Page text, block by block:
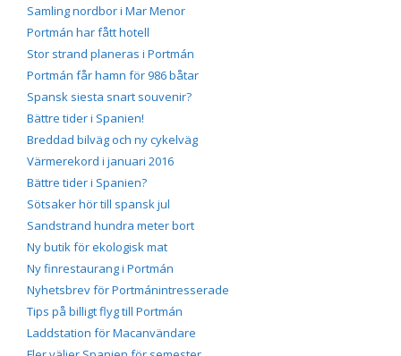
Samling nordbor i Mar Menor
Portmán har fått hotell
Stor strand planeras i Portmán
Portmán får hamn för 986 båtar
Spansk siesta snart souvenir?
Bättre tider i Spanien!
Breddad bilväg och ny cykelväg
Värmerekord i januari 2016
Bättre tider i Spanien?
Sötsaker hör till spansk jul
Sandstrand hundra meter bort
Ny butik för ekologisk mat
Ny finrestaurang i Portmán
Nyhetsbrev för Portmánintresserade
Tips på billigt flyg till Portmán
Laddstation för Macanvändare